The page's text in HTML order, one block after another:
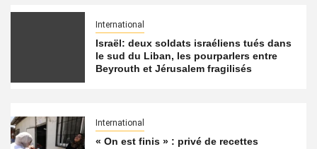
International
Israël: deux soldats israéliens tués dans
le sud du Liban, les pourparlers entre
Beyrouth et Jérusalem fragilisés
International
« On est finis » : privé de recettes